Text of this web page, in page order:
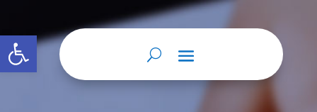
Abrir barra de herramientas